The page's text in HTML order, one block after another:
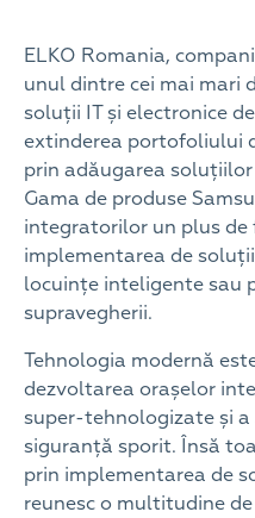
ELKO Romania,
unul dintre cei mai mari
soluții IT și electronice
extinderea portofoliului
prin adăugarea
Gama de produse
integratorilor un plus
implementarea de
locuințe inteligente sau
supravegherii.
Tehnologia modernă
dezvoltarea orașelor
super-tehnologizate și
siguranță sporit. Însă
prin implementarea de
reunesc o multitudine